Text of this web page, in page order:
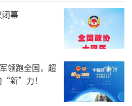
表”
。综合考虑大小课间
要求、长短弹性课时安排
分别制定出小学作息时间
供全市参考执行。作息时
钟、大课间30分钟做了明
了长短弹性课时的课节安
幕
领跑全国，超
“新”力！